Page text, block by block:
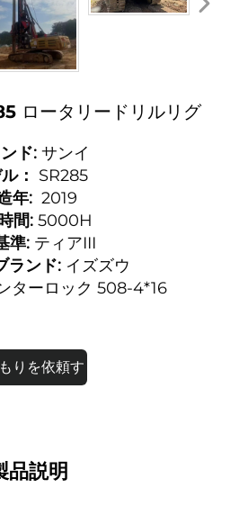
ロータリードリルリグ
ド: サンイ
： SR285
年: 2019
間: 5000H
準: ティアIII
ランド: イズズウ
ターロック 508-4*16
りを依頼す
品説明